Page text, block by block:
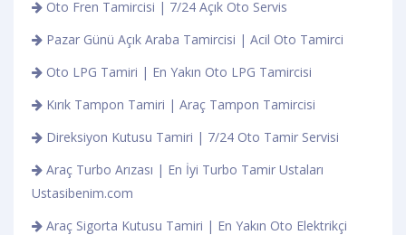
Oto Fren Tamircisi | 7/24 Açık Oto Servis
Pazar Günü Açık Araba Tamircisi | Acil Oto Tamirci
Oto LPG Tamiri | En Yakın Oto LPG Tamircisi
Kırık Tampon Tamiri | Araç Tampon Tamircisi
Direksiyon Kutusu Tamiri | 7/24 Oto Tamir Servisi
Araç Turbo Arızası | En İyi Turbo Tamir Ustaları
Ustasibenim.com
Araç Sigorta Kutusu Tamiri | En Yakın Oto Elektrikçi